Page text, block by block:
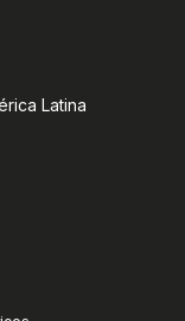
Latina